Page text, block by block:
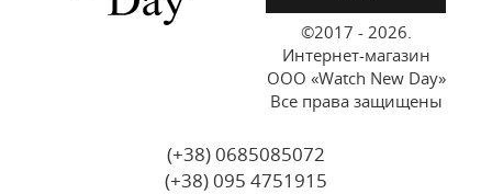
©2017 - 2026.
Интернет-магазин
ООО «Watch New Day»
Все права защищены
(+38) 0685085072
(+38) 095 4751915